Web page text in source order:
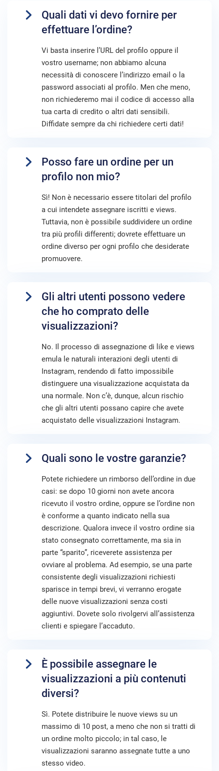
Quali dati vi devo fornire per
effettuare l’ordine?
Vi basta inserire l’URL del profilo oppure il
vostro username; non abbiamo alcuna
necessità di conoscere l’indirizzo email o la
password associati al profilo. Men che meno,
non richiederemo mai il codice di accesso alla
tua carta di credito o altri dati sensibili.
Diffidate sempre da chi richiedere certi dati!
Posso fare un ordine per un
profilo non mio?
Sì! Non è necessario essere titolari del profilo
a cui intendete assegnare iscritti e views.
Tuttavia, non è possibile suddividere un ordine
tra più profili differenti; dovrete effettuare un
ordine diverso per ogni profilo che desiderate
promuovere.
Gli altri utenti possono vedere
che ho comprato delle
visualizzazioni?
No. Il processo di assegnazione di like e views
emula le naturali interazioni degli utenti di
Instagram, rendendo di fatto impossibile
distinguere una visualizzazione acquistata da
una normale. Non c’è, dunque, alcun rischio
che gli altri utenti possano capire che avete
acquistato delle visualizzazioni Instagram.
Quali sono le vostre garanzie?
Potete richiedere un rimborso dell’ordine in due
casi: se dopo 10 giorni non avete ancora
ricevuto il vostro ordine, oppure se l’ordine non
è conforme a quanto indicato nella sua
descrizione. Qualora invece il vostro ordine sia
stato consegnato correttamente, ma sia in
parte “sparito”, riceverete assistenza per
ovviare al problema. Ad esempio, se una parte
consistente degli visualizzazioni richiesti
sparisce in tempi brevi, vi verranno erogate
delle nuove visualizzazioni senza costi
aggiuntivi. Dovete solo rivolgervi all’assistenza
clienti e spiegare l’accaduto.
È possibile assegnare le
visualizzazioni a più contenuti
diversi?
Sì. Potete distribuire le nuove views su un
massimo di 10 post, a meno che non si tratti di
un ordine molto piccolo; in tal caso, le
visualizzazioni saranno assegnate tutte a uno
stesso video.